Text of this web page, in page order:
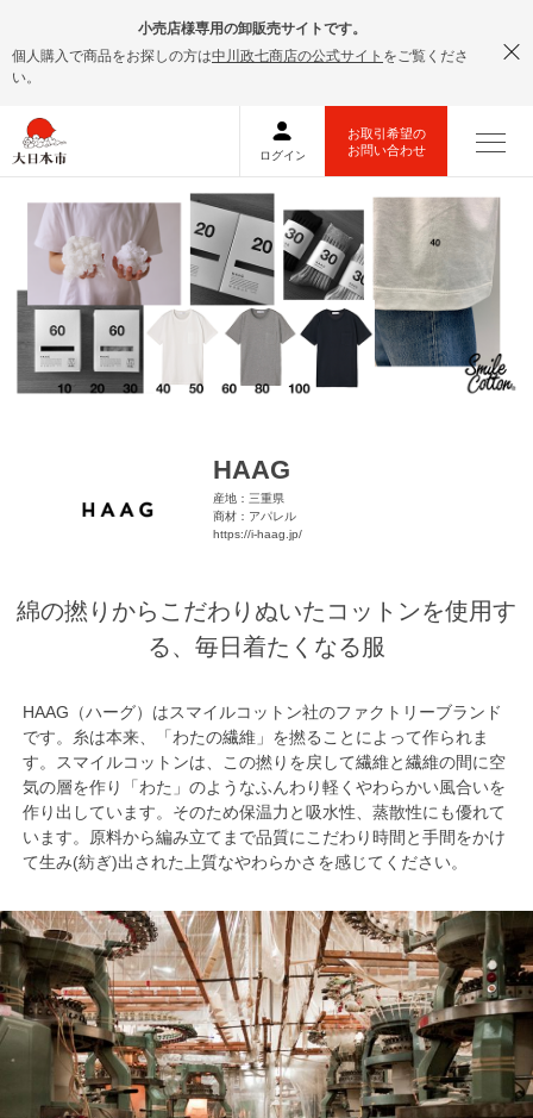
小売店様専用の卸販売サイトです。
個人購入で商品をお探しの方は中川政七商店の公式サイト をご覧くださ
い。
HAAG
産地：三重県
商材：アパレル
https://i-haag.jp/
綿の撚りからこだわりぬいたコットンを使用す
る、毎日着たくなる服
HAAG（ハーグ）はスマイルコットン社のファクトリーブランド
です。糸は本来、「わたの繊維」を撚ることによって作られま
す。スマイルコットンは、この撚りを戻して繊維と繊維の間に空
気の層を作り「わた」のようなふんわり軽くやわらかい風合いを
作り出しています。そのため保温力と吸水性、蒸散性にも優れて
います。原料から編み立てまで品質にこだわり時間と手間をかけ
て生み(紡ぎ)出された上質なやわらかさを感じてください。